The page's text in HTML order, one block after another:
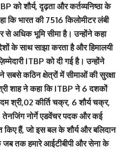
को शौर्य, दृढ़ता और कर्तव्यनिष्ठा के
कि भारत की 7516 किलोमीटर लंबी
अधिक भूमि सीमा है। उन्होंने कहा
के साथ साझा करता है और हिमालयी
ITBP को दी गई है। उन्होंने
ने सबसे कठिन क्षेत्रों में सीमाओं की सुरक्षा
शाह ने कहा कि ITBP ने 6 दशकों
श्री,02 कीर्ति चक्र, 6 शौर्य चक्र,
तेनजिंग नोर्गे एडवेंचर पदक और कई
किए हैं, जो इस बल के शौर्य और बलिदान
जब तक हमारे आईटीबीपी और सेना के